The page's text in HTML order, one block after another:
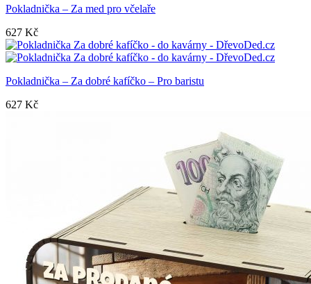
Pokladnička – Za med pro včelaře
627 Kč
Pokladnička – Za dobré kafíčko – Pro baristu
627 Kč